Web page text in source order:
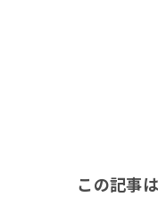
この記事